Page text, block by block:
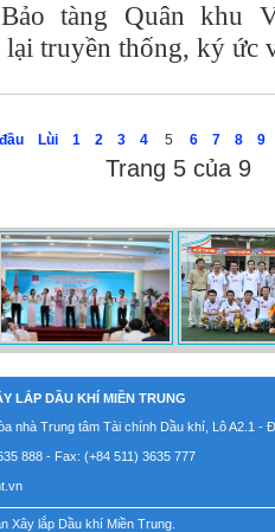
tàng Quân khu
truyền thống, ký ức
Lùi 1 2 3 4 5 6 7 8 9
Trang 5 của 9
LẮP DẦU KHÍ MIỀN TRUNG
nhà Trung tâm Tài chính Dầu khí, Lô A2.1
888 - Fax: (+84 511) 3635 777
Xây lắp Dầu khí Miền Trung.